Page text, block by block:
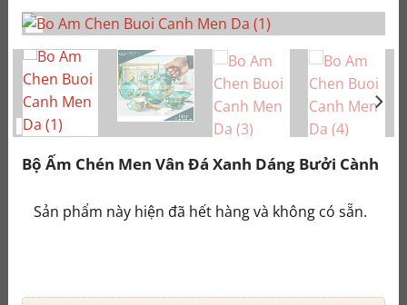
Bộ Ấm Chén Men Vân Đá Xanh Dáng Bưởi Cành
Sản phẩm này hiện đã hết hàng và không có sẵn.